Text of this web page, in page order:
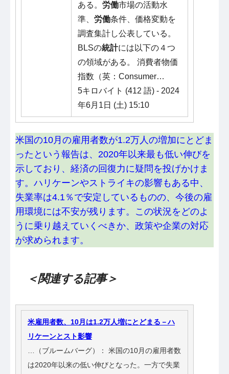
ある。 労働市場の活動水
準、 労働条件、価格変動を
調査集計し公表している。
BLSの統計には以下の４つ
の領域がある。 消費者物価
指数（英：Consumer…
5キロバイト (412 語) - 2024
年6月1日 (土) 15:10
米国の10月の雇用者数が1.2万人の増加にとどま
ったという報告は、2020年以来最も低い伸びを
示しており、経済の回復力に疑問を投げかけま
す。ハリケーンやストライキの影響もある中、
失業率は4.1％で安定しているものの、今後の雇
用環境には不安が残ります。この状況をどのよ
うに乗り越えていくべきか、政策や企業の対応
が求められます。
＜関連する記事＞
米雇用者数、10月は1.2万人増にとどまる－ハ
リケーンとスト影響
…（ブルームバーグ）： 米国の10月の雇用者数
は2020年以来の低い伸びとなった。一方で失業